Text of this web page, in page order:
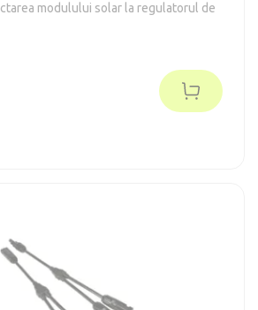
modulului solar la regulatorul de